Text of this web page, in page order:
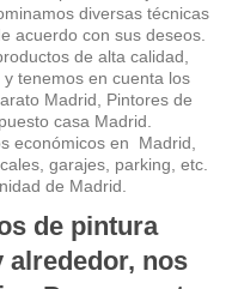
diversas técnicas
acuerdo con sus deseos.
de alta calidad,
tenemos en cuenta los
Madrid, Pintores de
casa Madrid.
económicos en Madrid,
garajes, parking, etc.
de Madrid.
de pintura
alrededor, nos